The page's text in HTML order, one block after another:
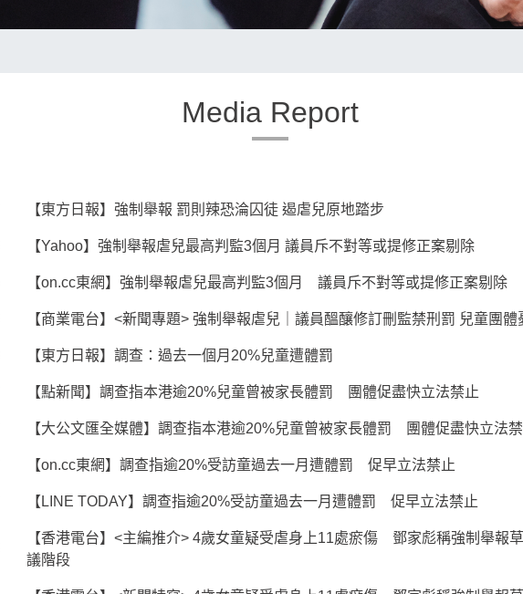
Media Report
【東方日報】強制舉報 罰則辣恐淪囚徒 遏虐兒原地踏步
【Yahoo】強制舉報虐兒最高判監3個月 議員斥不對等或提修正案剔除
【on.cc東網】強制舉報虐兒最高判監3個月 議員斥不對等或提修正案剔除
【商業電台】<新聞專題> 強制舉報虐兒｜議員醞釀修訂刪監禁刑罰 兒童團體
【東方日報】調查：過去一個月20%兒童遭體罰
【點新聞】調查指本港逾20%兒童曾被家長體罰 團體促盡快立法禁止
【大公文匯全媒體】調查指本港逾20%兒童曾被家長體罰 團體促盡快立法
【on.cc東網】調查指逾20%受訪童過去一月遭體罰 促早立法禁止
【LINE TODAY】調查指逾20%受訪童過去一月遭體罰 促早立法禁止
【香港電台】<主編推介> 4歲女童疑受虐身上11處瘀傷 鄧家彪稱強制舉報
議階段